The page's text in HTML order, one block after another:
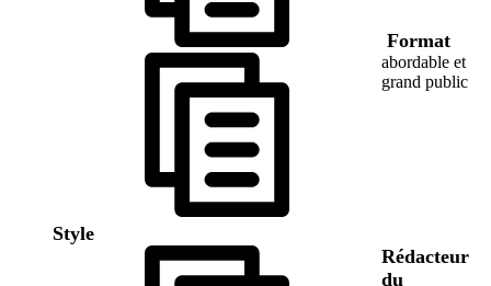
Format
Style
abordable et
grand public
Rédacteur
du